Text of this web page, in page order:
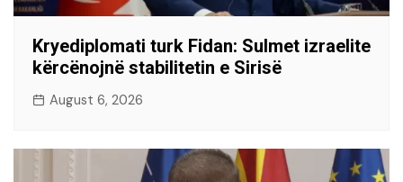
Kryediplomati turk Fidan: Sulmet izraelite
kërcënojnë stabilitetin e Sirisë
August 6, 2026